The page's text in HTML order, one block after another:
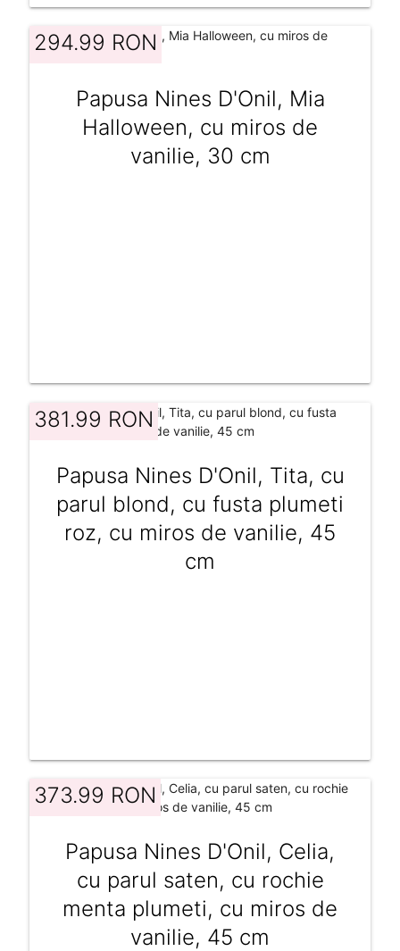
294.99 RON
Papusa Nines D'Onil, Mia
Halloween, cu miros de
vanilie, 30 cm
381.99 RON
Papusa Nines D'Onil, Tita, cu
parul blond, cu fusta plumeti
roz, cu miros de vanilie, 45
cm
373.99 RON
Papusa Nines D'Onil, Celia,
cu parul saten, cu rochie
menta plumeti, cu miros de
vanilie, 45 cm